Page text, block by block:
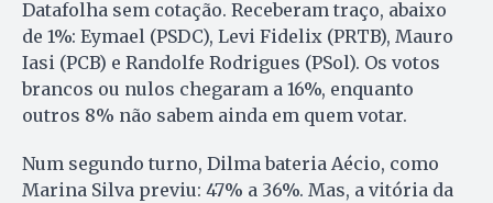
Datafolha sem cotação. Receberam traço, abaixo
de 1%: Eymael (PSDC), Levi Fidelix (PRTB), Mauro
Iasi (PCB) e Randolfe Rodrigues (PSol). Os votos
brancos ou nulos chegaram a 16%, enquanto
outros 8% não sabem ainda em quem votar.
Num segundo turno, Dilma bateria Aécio, como
Marina Silva previu: 47% a 36%. Mas, a vitória da